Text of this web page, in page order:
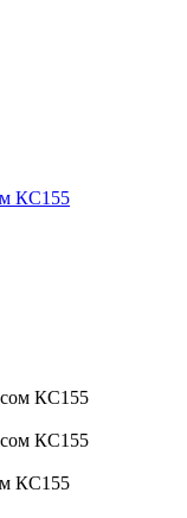
КС155
КС155